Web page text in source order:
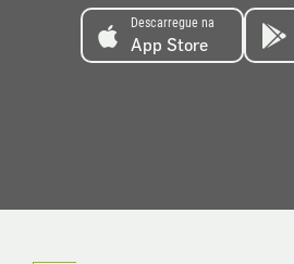
Descarregue na
App Store